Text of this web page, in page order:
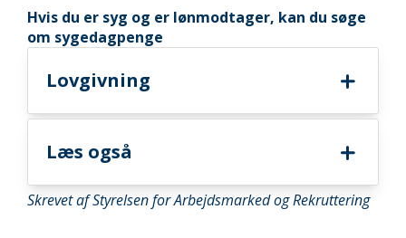
Hvis du er syg og er lønmodtager, kan du søge
om sygedagpenge
Lovgivning
Læs også
Skrevet af Styrelsen for Arbejdsmarked og Rekruttering